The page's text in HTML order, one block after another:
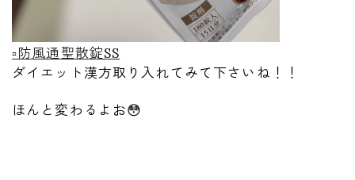
▫️防風通聖散錠SS
ダイエット漢方取り入れてみて下さいね！！
ほんと変わるよお😳